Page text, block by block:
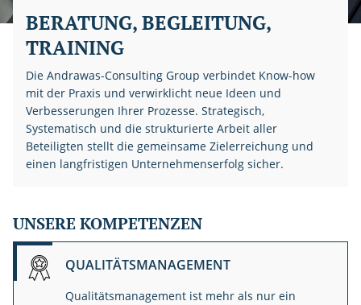
BERATUNG, BEGLEITUNG,
TRAINING
Die Andrawas-Consulting Group verbindet Know-how
mit der Praxis und verwirklicht neue Ideen und
Verbesserungen Ihrer Prozesse. Strategisch,
Systematisch und die strukturierte Arbeit aller
Beteiligten stellt die gemeinsame Zielerreichung und
einen langfristigen Unternehmenserfolg sicher.
UNSERE KOMPETENZEN
QUALITÄTSMANAGEMENT
Qualitätsmanagement ist mehr als nur ein